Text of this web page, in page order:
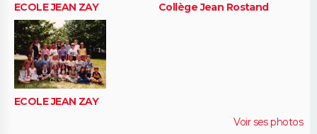
ECOLE JEAN ZAY Collège Jean Rostand
ECOLE JEAN ZAY
Voir ses photos